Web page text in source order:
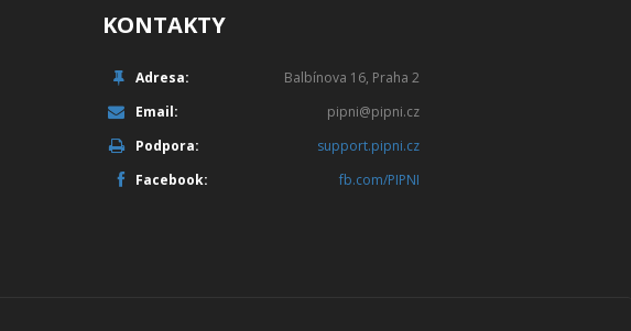
KONTAKTY
Adresa:
Balbínova 16, Praha 2
Email:
pipni@pipni.cz
Podpora:
support.pipni.cz
Facebook:
fb.com/PIPNI